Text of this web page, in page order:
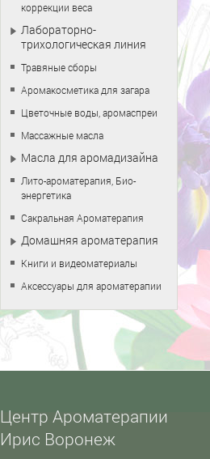
коррекции веса
Лабораторно-
трихологическая линия
Травяные сборы
Аромакосметика для загара
Цветочные воды, аромаспреи
Массажные масла
Масла для аромадизайна
Лито-ароматерапия, Био-
энергетика
Сакральная Ароматерапия
Домашняя ароматерапия
Книги и видеоматериалы
Аксессуары для ароматерапии
Центр Ароматерапии
Ирис Воронеж